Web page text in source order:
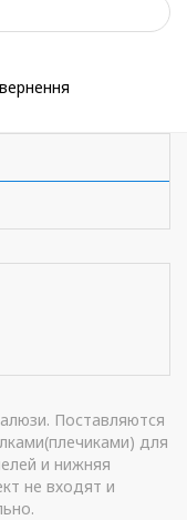
Поставляются
для
и нижняя
не входят и